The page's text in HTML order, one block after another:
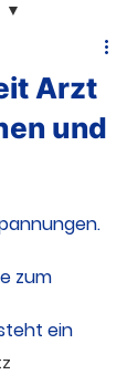
Arzt
und
zum
ein